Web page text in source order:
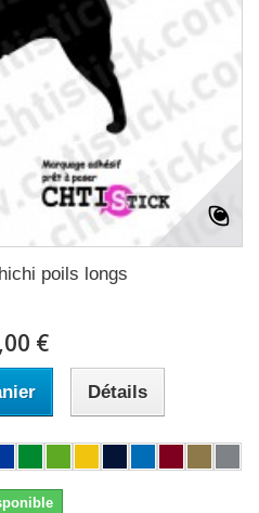
poils longs
€
Détails